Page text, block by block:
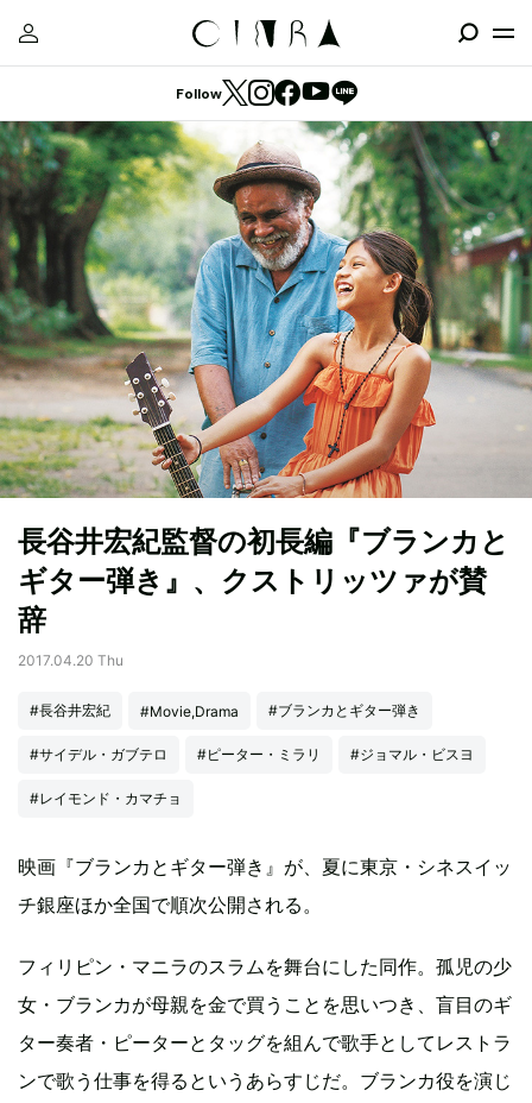
Follow
長谷井宏紀監督の初長編『ブランカと
ギター弾き』、クストリッツァが賛
辞
2017.04.20 Thu
#長谷井宏紀 #Movie,Drama #ブランカとギター弾き
#サイデル・ガブテロ #ピーター・ミラリ #ジョマル・ビスヨ
#レイモンド・カマチョ
映画『ブランカとギター弾き』が、夏に東京・シネスイッ
チ銀座ほか全国で順次公開される。
フィリピン・マニラのスラムを舞台にした同作。孤児の少
女・ブランカが母親を金で買うことを思いつき、盲目のギ
ター奏者・ピーターとタッグを組んで歌手としてレストラ
ンで歌う仕事を得るというあらすじだ。ブランカ役を演じ